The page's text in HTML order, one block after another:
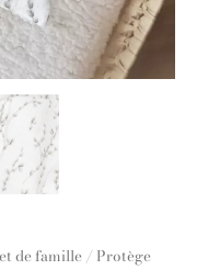
de famille / Protège